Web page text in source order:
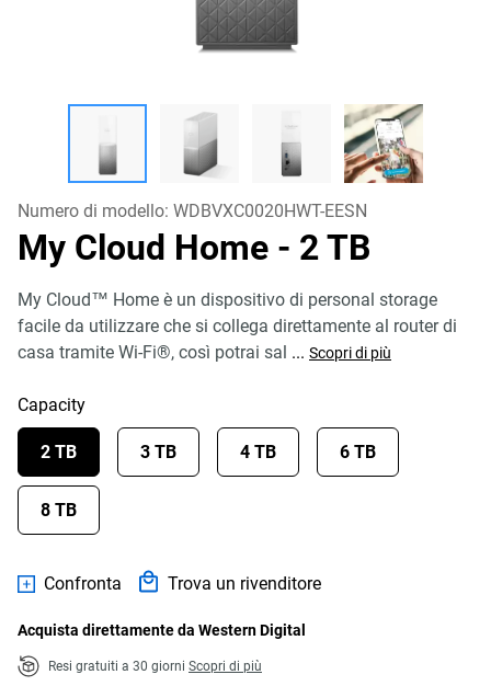
Numero di modello: WDBVXC0020HWT-EESN
My Cloud Home - 2 TB
My Cloud™ Home è un dispositivo di personal storage
facile da utilizzare che si collega direttamente al router di
casa tramite Wi-Fi®, così potrai sal ... Scopri di più
Capacity
2 TB 3 TB 4 TB 6 TB
8 TB
Confronta Trova un rivenditore
Acquista direttamente da Western Digital
Resi gratuiti a 30 giorni Scopri di più